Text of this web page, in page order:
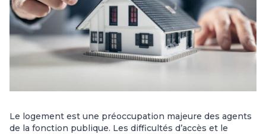
Le logement est une préoccupation majeure des agents
de la fonction publique. Les difficultés d’accès et le